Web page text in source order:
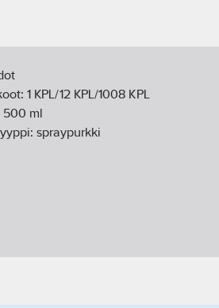
1 KPL/12 KPL/1008 KPL
500 ml
spraypurkki